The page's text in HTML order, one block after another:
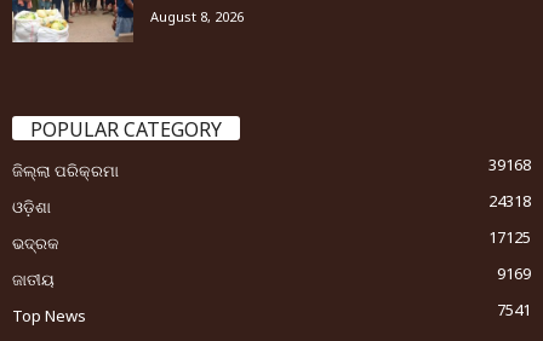
August 8, 2026
POPULAR CATEGORY
ଜିଲ୍ଲା ପରିକ୍ରମା
39168
ଓଡ଼ିଶା
24318
ଭଦ୍ରକ
17125
ଜାତୀୟ
9169
Top News
7541